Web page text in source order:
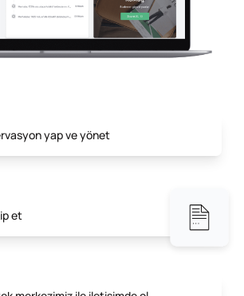
yap ve yönet
et